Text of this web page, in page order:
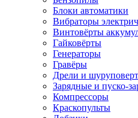
Блоки автоматики
Вибраторы
Винтовёрты
Гайковёрты
Генераторы
Гравёры
Дрели и
Зарядные и пуско-
Компрессоры
Краскопульты